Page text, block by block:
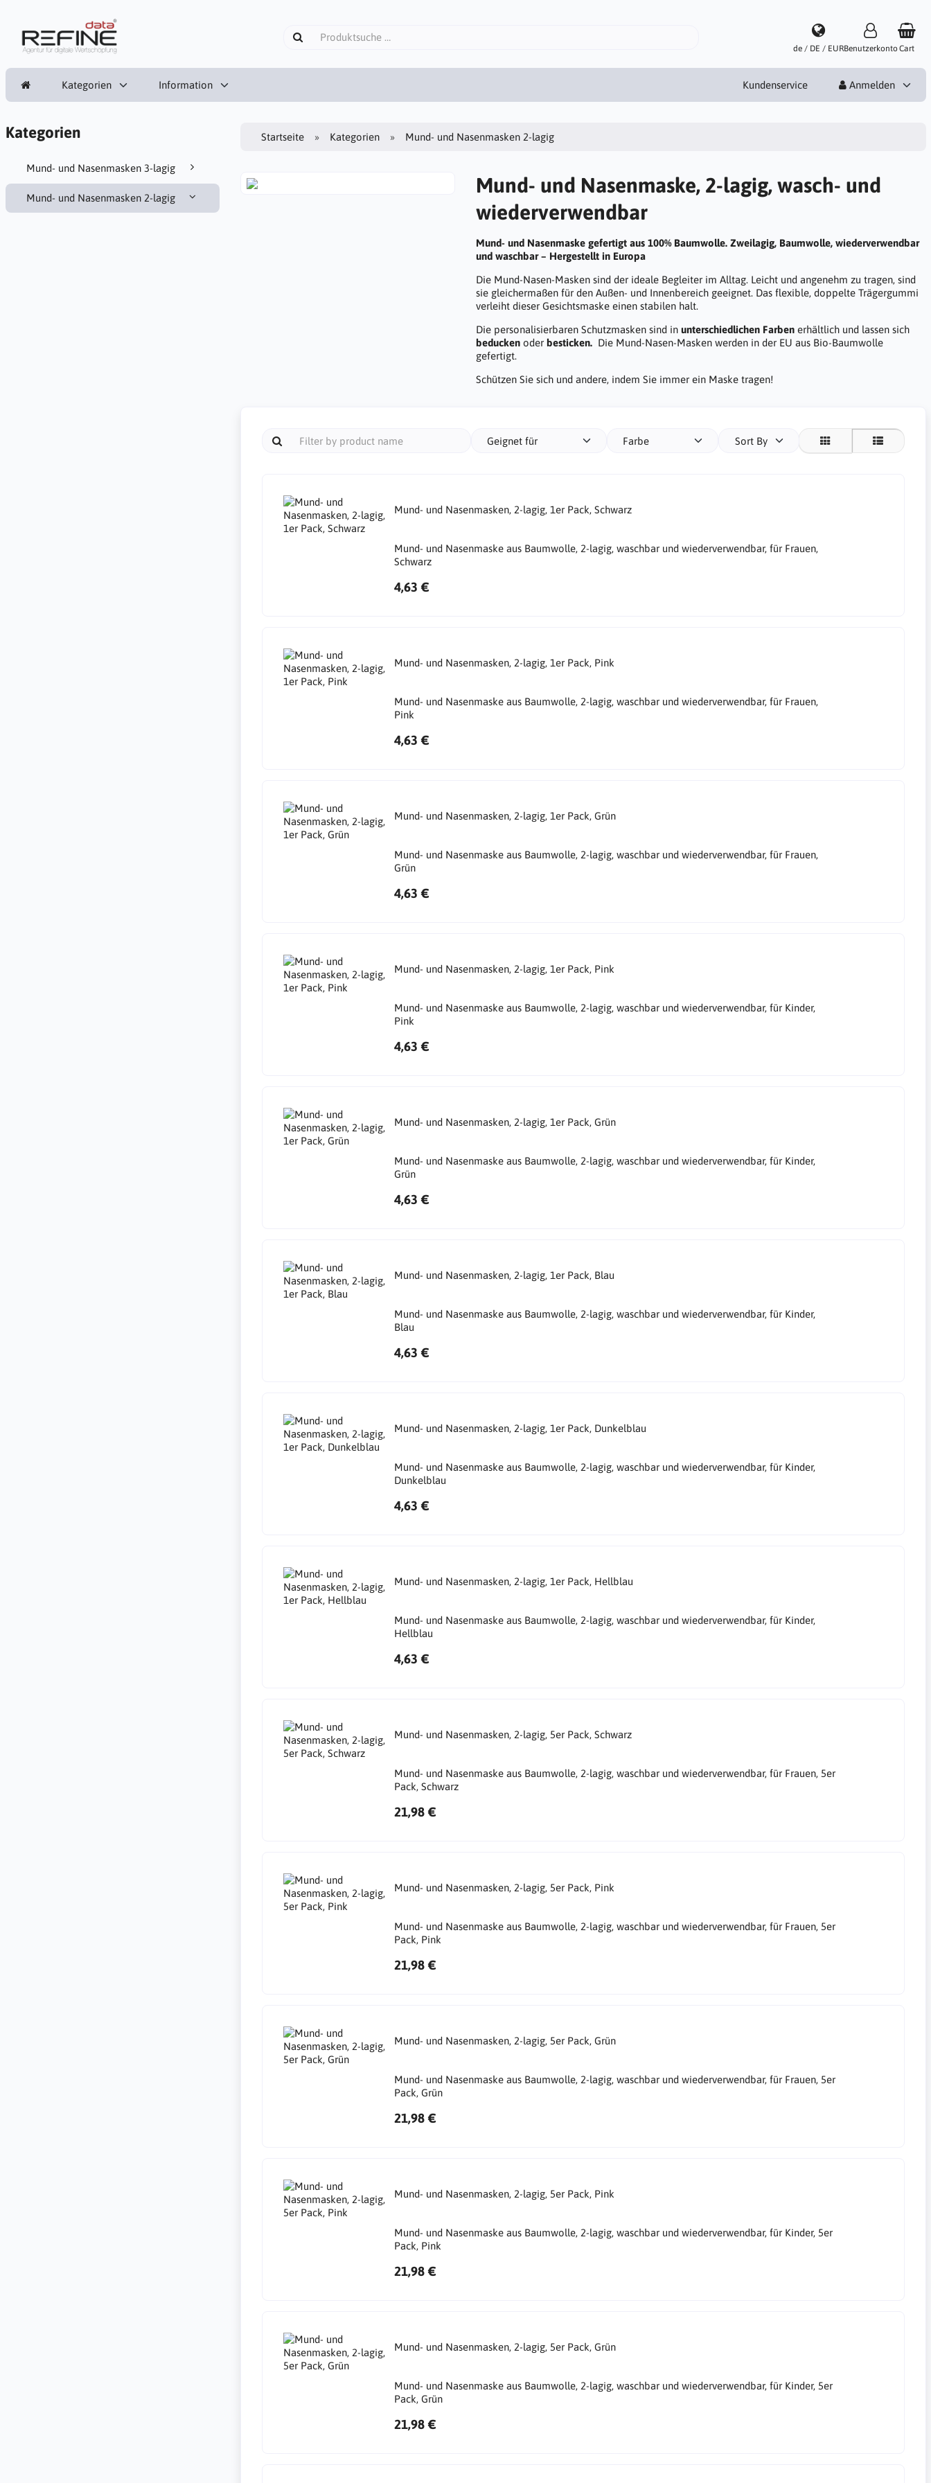
de / DE / EURBenutzerkontoCart
Kategorien Information Kundenservice Anmelden
Kategorien
Mund- und Nasenmasken 3-lagig
Mund- und Nasenmasken 2-lagig
Startseite Kategorien Mund- und Nasenmasken 2-lagig
Mund- und Nasenmaske, 2-lagig, wasch- und
wiederverwendbar
Mund- und Nasenmaske gefertigt aus 100% Baumwolle. Zweilagig, Baumwolle, wiederverwendbar
und waschbar – Hergestellt in Europa
Die Mund-Nasen-Masken sind der ideale Begleiter im Alltag. Leicht und angenehm zu tragen, sind
sie gleichermaßen für den Außen- und Innenbereich geeignet. Das flexible, doppelte Trägergummi
verleiht dieser Gesichtsmaske einen stabilen halt.
Die personalisierbaren Schutzmasken sind in unterschiedlichen Farben erhältlich und lassen sich
beducken oder besticken. Die Mund-Nasen-Masken werden in der EU aus Bio-Baumwolle
gefertigt.
Schützen Sie sich und andere, indem Sie immer ein Maske tragen!
Geignet für Farbe Sort By
Mund- und Nasenmasken, 2-lagig, 1er Pack, Schwarz
Mund- und Nasenmaske aus Baumwolle, 2-lagig, waschbar und wiederverwendbar, für Frauen,
Schwarz
4,63 €
Mund- und Nasenmasken, 2-lagig, 1er Pack, Pink
Mund- und Nasenmaske aus Baumwolle, 2-lagig, waschbar und wiederverwendbar, für Frauen,
Pink
4,63 €
Mund- und Nasenmasken, 2-lagig, 1er Pack, Grün
Mund- und Nasenmaske aus Baumwolle, 2-lagig, waschbar und wiederverwendbar, für Frauen,
Grün
4,63 €
Mund- und Nasenmasken, 2-lagig, 1er Pack, Pink
Mund- und Nasenmaske aus Baumwolle, 2-lagig, waschbar und wiederverwendbar, für Kinder,
Pink
4,63 €
Mund- und Nasenmasken, 2-lagig, 1er Pack, Grün
Mund- und Nasenmaske aus Baumwolle, 2-lagig, waschbar und wiederverwendbar, für Kinder,
Grün
4,63 €
Mund- und Nasenmasken, 2-lagig, 1er Pack, Blau
Mund- und Nasenmaske aus Baumwolle, 2-lagig, waschbar und wiederverwendbar, für Kinder,
Blau
4,63 €
Mund- und Nasenmasken, 2-lagig, 1er Pack, Dunkelblau
Mund- und Nasenmaske aus Baumwolle, 2-lagig, waschbar und wiederverwendbar, für Kinder,
Dunkelblau
4,63 €
Mund- und Nasenmasken, 2-lagig, 1er Pack, Hellblau
Mund- und Nasenmaske aus Baumwolle, 2-lagig, waschbar und wiederverwendbar, für Kinder,
Hellblau
4,63 €
Mund- und Nasenmasken, 2-lagig, 5er Pack, Schwarz
Mund- und Nasenmaske aus Baumwolle, 2-lagig, waschbar und wiederverwendbar, für Frauen, 5er
Pack, Schwarz
21,98 €
Mund- und Nasenmasken, 2-lagig, 5er Pack, Pink
Mund- und Nasenmaske aus Baumwolle, 2-lagig, waschbar und wiederverwendbar, für Frauen, 5er
Pack, Pink
21,98 €
Mund- und Nasenmasken, 2-lagig, 5er Pack, Grün
Mund- und Nasenmaske aus Baumwolle, 2-lagig, waschbar und wiederverwendbar, für Frauen, 5er
Pack, Grün
21,98 €
Mund- und Nasenmasken, 2-lagig, 5er Pack, Pink
Mund- und Nasenmaske aus Baumwolle, 2-lagig, waschbar und wiederverwendbar, für Kinder, 5er
Pack, Pink
21,98 €
Mund- und Nasenmasken, 2-lagig, 5er Pack, Grün
Mund- und Nasenmaske aus Baumwolle, 2-lagig, waschbar und wiederverwendbar, für Kinder, 5er
Pack, Grün
21,98 €